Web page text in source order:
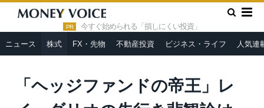
PR 今すぐ始められる「損しにくい投資」
ニュース 株式 FX・先物 不動産投資 ビジネス・ライフ 人気連
HOME » 株式 »
「ヘッジファンドの帝王」レイ・ダリオの先行
き悲観論はどこまで正しいか＝江守哲
aradaphotography / Shutterstock.com
「ヘッジファンドの帝王」レ